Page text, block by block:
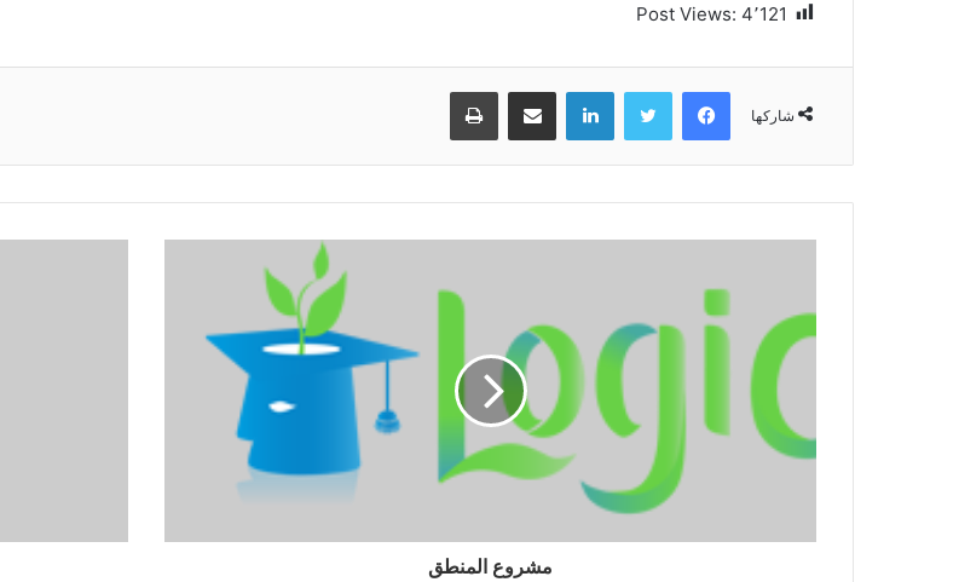
Post Views: 4٬121
شاركها
فيسبوك تويتر لينكدإن مشاركة عبر البريد طباعة
مشروع المنطق